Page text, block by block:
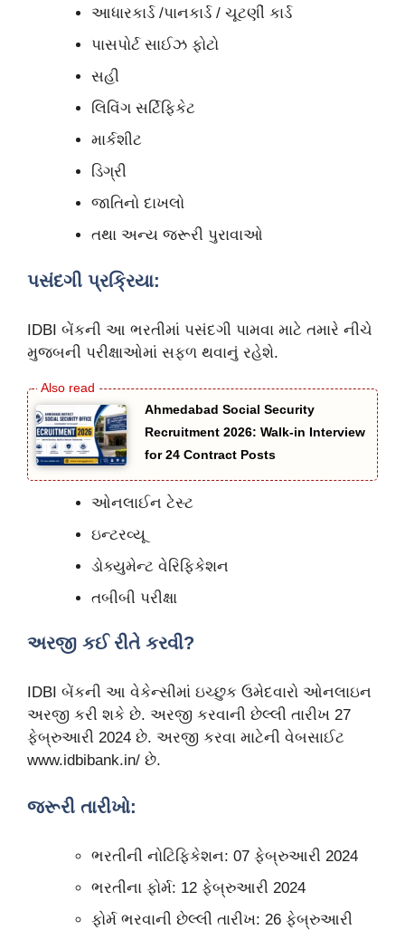
આધારકાર્ડ /પાનકાર્ડ / ચૂટણીં કાર્ડ
પાસપોર્ટ સાઈઝ ફોટો
સહી
લિવિંગ સર્ટિફિકેટ
માર્કશીટ
ડિગ્રી
જાતિનો દાખલો
તથા અન્ય જરૂરી પુરાવાઓ
પસંદગી પ્રક્રિયા:
IDBI બેંકની આ ભરતીમાં પસંદગી પામવા માટે તમારે નીચે
મુજબની પરીક્ષાઓમાં સફળ થવાનું રહેશે.
Ahmedabad Social Security
Recruitment 2026: Walk-in Interview
for 24 Contract Posts
ઓનલાઈન ટેસ્ટ
ઇન્ટરવ્યૂ
ડોક્યુમેન્ટ વેરિફિકેશન
તબીબી પરીક્ષા
અરજી કઈ રીતે કરવી?
IDBI બેંકની આ વેકેન્સીમાં ઇચ્છુક ઉમેદવારો ઓનલાઇન
અરજી કરી શકે છે. અરજી કરવાની છેલ્લી તારીખ 27
ફેબ્રુઆરી 2024 છે. અરજી કરવા માટેની વેબસાઈટ
www.idbibank.in/ છે.
જરૂરી તારીખો:
ભરતીની નોટિફિકેશન: 07 ફેબ્રુઆરી 2024
ભરતીના ફોર્મ: 12 ફેબ્રુઆરી 2024
ફોર્મ ભરવાની છેલ્લી તારીખ: 26 ફેબ્રુઆરી